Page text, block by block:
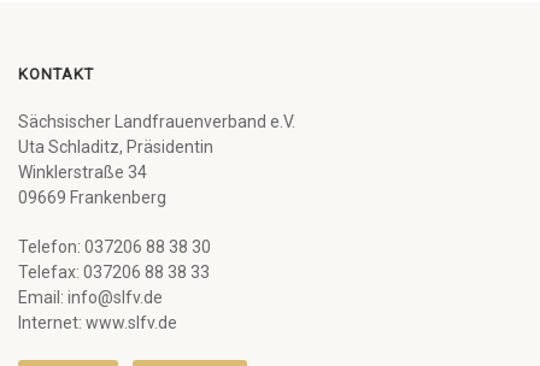
KONTAKT
Sächsischer Landfrauenverband e.V.
Uta Schladitz, Präsidentin
Winklerstraße 34
09669 Frankenberg
Telefon: 037206 88 38 30
Telefax: 037206 88 38 33
Email: info@slfv.de
Internet: www.slfv.de